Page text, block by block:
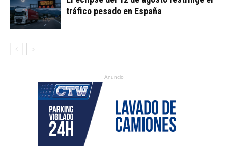
tráfico pesado en España
Anuncio